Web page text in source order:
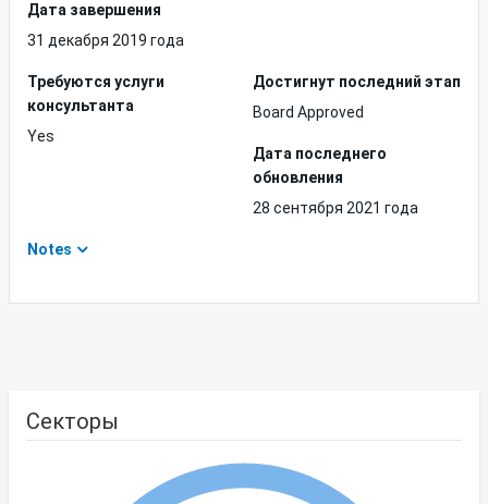
Дата завершения
31 декабря 2019 года
Требуются услуги
консультанта
Yes
Достигнут последний этап
Board Approved
Дата последнего
обновления
28 сентября 2021 года
Notes
Секторы